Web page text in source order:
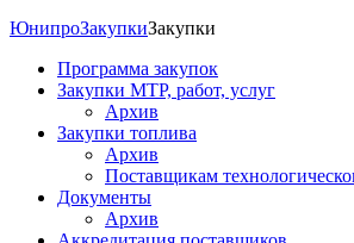
ЮнипроЗакупкиЗакупки
Программа закупок
Закупки МТР, работ, услуг
Архив
Закупки топлива
Архив
Поставщикам
Документы
Архив